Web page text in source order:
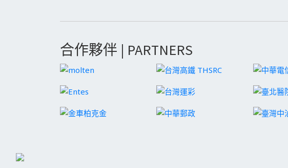
合作夥伴 | PARTNERS